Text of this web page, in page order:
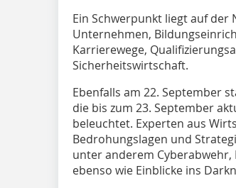
Ein Schwerpunkt liegt auf der
Unternehmen,
Karrierewege,
Sicherheitswirtschaft.
Ebenfalls am 22. September
die bis zum 23. September
beleuchtet. Experten aus
Bedrohungslagen und
unter anderem
ebenso wie Einblicke ins